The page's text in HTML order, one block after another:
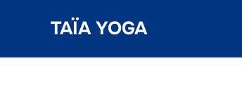
TAÏA YOGA